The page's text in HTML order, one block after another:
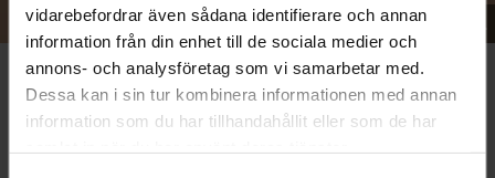
vidarebefordrar även sådana identifierare och annan
information från din enhet till de sociala medier och
annons- och analysföretag som vi samarbetar med.
Dessa kan i sin tur kombinera informationen med annan
information som du har tillhandahållit eller som de har
Appen Sinceerly imiterar vd:ars kortfattade språk.
VD:AR KAN VARA SVÅRAatt nå och besvarar inte alltid
mejl från främlingar. Men studenten Ben Horwitz på
Harvard Business School kom på ett trick: Han skapade